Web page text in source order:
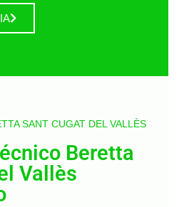
SANT CUGAT DEL VALLÈS
Beretta
Vallès